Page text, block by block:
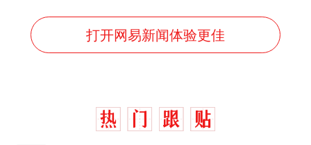
打开网易新闻体验更佳